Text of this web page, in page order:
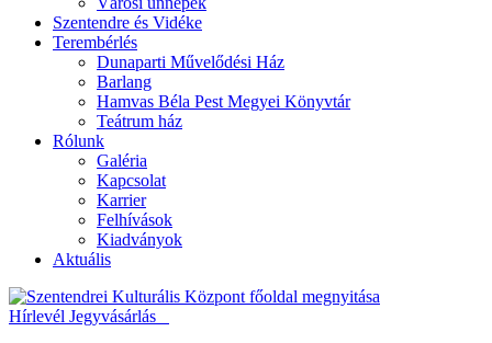
Szentendre és Vidéke
Terembérlés
Dunaparti Művelődési Ház
Barlang
Hamvas Béla Pest Megyei Könyvtár
Teátrum ház
Rólunk
Galéria
Kapcsolat
Karrier
Felhívások
Kiadványok
Aktuális
Hírlevél Jegyvásárlás